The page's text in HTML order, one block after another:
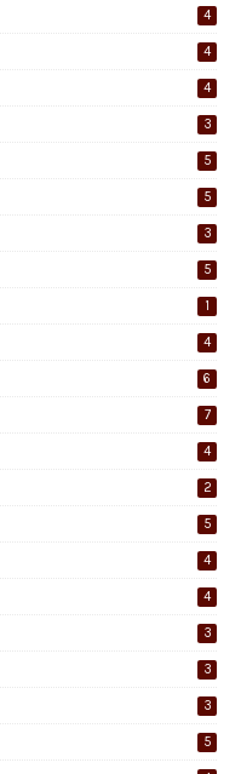
4
4
4
3
5
5
3
5
1
4
6
7
4
2
5
4
4
3
3
3
5